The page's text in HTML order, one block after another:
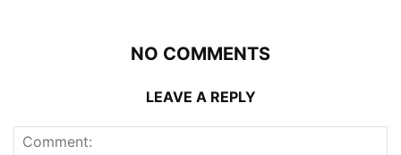
NO COMMENTS
LEAVE A REPLY